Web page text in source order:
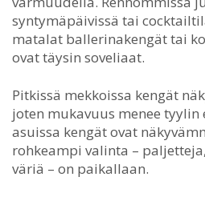
syntymäpäivissä tai
matalat ballerinakengät tai
ovat täysin soveliaat.
Pitkissä mekkoissa kengät
joten mukavuus menee tyylin
asuissa kengät ovat
rohkeampi valinta –
väriä – on paikallaan.